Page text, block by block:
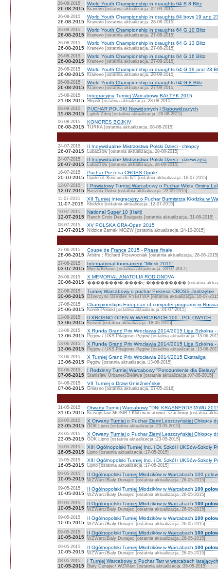
26-08-2015
26-08-2015
World Youth Championship in draughts 64 B 8 Blitz
Kranevo [ostatnia aktualizacja.:02-09-2015]
26-08-2015
26-08-2015
World Youth Championship in draughts 64 boys 19 and
Kranevo [ostatnia aktualizacja.:28-08-2015]
26-08-2015
26-08-2015
World Youth Championship in draughts 64 G 10 Blitz
Kranevo [ostatnia aktualizacja.:27-08-2015]
26-08-2015
26-08-2015
World Youth Championship in draughts 64 G 13 Blitz
Kranevo [ostatnia aktualizacja.:27-08-2015]
26-08-2015
26-08-2015
World Youth Championship in draughts 64 G 16 Blitz
Kranevo [ostatnia aktualizacja.:27-08-2015]
26-08-2015
26-08-2015
World Youth Championship in draughts 64 G 19 and 23
Kranevo [ostatnia aktualizacja.:28-08-2015]
26-08-2015
26-08-2015
World Youth Championship in draughts 64 G 8 Blitz
Kranevo [ostatnia aktualizacja.:27-08-2015]
15-08-2015
21-08-2015
Integracyjny Turniej Warcabowy BAŁTYK 2015
Słupsk [ostatnia aktualizacja.:28-08-2015]
08-08-2015
15-08-2015
PUCHAR POLSKI Niewidomych i Słabowidzących
Lądek Zdrój [ostatnia aktualizacja.:28-08-2015]
06-08-2015
06-08-2015
KONGRES BOJKIV
TURKA [ostatnia aktualizacja.:08-08-2015]
24-07-2015
26-07-2015
II Indywidualne Mistrzostwa Polski Dzieci - chłopcy
Lubaczów [ostatnia aktualizacja.:28-08-2015]
24-07-2015
26-07-2015
II Indywidualne Mistrzostwa Polski Dzieci - dziewczęta
Lubaczów [ostatnia aktualizacja.:28-08-2015]
16-07-2015
20-10-2015
Puchar Prezesa CROSS Opole
Opole ul. Kościuszki 6/1 [ostatnia aktualizacja.:16-07-2015]
12-07-2015
12-07-2015
I Powiatowy Turniej Warcabowy o Puchar Wójta Gminy
Basznia Dolna [ostatnia aktualizacja.:22-09-2015]
11-07-2015
11-07-2015
XII Turniej Integracyjny o Puchar Burmistrza Kłodzka w
Kłodzko [ostatnia aktualizacja.:12-07-2015]
10-07-2015
12-07-2015
National Super 10 (Haiti)
Ranch Croix Des Bouquets [ostatnia aktualizacja.:31-08-2015]
08-07-2015
13-07-2015
XV POLSKA GRA-Open 2015
Nidzica Zamek MOZW [ostatnia aktualizacja.:24-10-2015]
27-06-2015
28-06-2015
Coupe de France 2015 - Phase finale
Arbitre : Richard Przewozniak [ostatnia aktualizacja.:28-06-2015]
27-06-2015
03-07-2015
International tournament "Minsk 2015"
Minsk/Belarus [ostatnia aktualizacja.:28-07-2017]
26-06-2015
30-06-2015
X MEMORIAL ANATOLIA RODIONOVA
�������ł� ����ę �ł�������� [ostatnia
22-06-2015
30-06-2015
Turniej Warcabowy o puchar Prezesa CROSS Jastrzębie
Dźwirzyno Ośrodek RYBITWA [ostatnia aktualizacja.:16-07-
17-06-2015
25-06-2015
Championships European of computer programs in
Kórnik-Poland [ostatnia aktualizacja.:01-07-2015]
13-06-2015
13-06-2015
II KROSNO OPEN W WARCABACH 100 - POLOWYCH
Krosno [ostatnia aktualizacja.:18-06-2015]
13-06-2015
13-06-2015
X Runda Grand Prix Wrocławia 2014/2015 Liga Szkolna -
Pęgów / UKS Pitagoras Pęgów [ostatnia aktualizacja.:13-06-
13-06-2015
13-06-2015
X Runda Grand Prix Wrocławia 2014/2015 Liga Szkolna -
Pęgów / UKS Pitagoras Pęgów [ostatnia aktualizacja.:13-06-
13-06-2015
13-06-2015
X Turniej Grand Prix Wrocławia 2014/2015 Ekstraliga
Pęgów [ostatnia aktualizacja.:13-06-2015]
07-06-2015
07-06-2015
I Rodzinny Turniej Warcabowy "Porozumienie dla
Stanisław Urbanek/Bielawa [ostatnia aktualizacja.:07-06-2015]
04-06-2015
07-06-2015
VII Turniej o Drzwi Gnieźnieńskie
Gniezno [ostatnia aktualizacja.:07-05-2016]
31-05-2015
31-05-2015
Otwarty Turniej Warcabowy "DNI KRASNEGOSTAWU
Krasnystaw MOSIR / Klub warcabowo- szachowy [ostatnia
23-05-2015
23-05-2015
X Otwarty Turniej o Puchar Ziemi Leszczyńskiej Chłopcy
GOK Lipno [ostatnia aktualizacja.:23-05-2015]
23-05-2015
23-05-2015
X Otwarty Turniej o Puchar Ziemi Leszczyńskiej Chłopcy
GOK Lipno [ostatnia aktualizacja.:23-05-2015]
16-05-2015
16-05-2015
XIII Ogólnopolski Turniej Ind. i Dr. Szkół i UKSów-Szkoły
Lipno [ostatnia aktualizacja.:17-05-2015]
16-05-2015
16-05-2015
XIII Ogólnopolski Turniej Ind. i Dr. Szkół i UKSów-Szkoły
Lipno [ostatnia aktualizacja.:17-05-2015]
09-05-2015
10-05-2015
II Ogólnopolski Turniej Młodzików w Warcabach 100
WZWarc/Biały Dunajec [ostatnia aktualizacja.:26-05-2015]
09-05-2015
10-05-2015
II Ogólnopolski Turniej Młodzików w Warcabach 100
WZWarc/Biały Dunajec [ostatnia aktualizacja.:26-05-2015]
09-05-2015
10-05-2015
II Ogólnopolski Turniej Młodzików w Warcabach 100
WZWarc/Biały Dunajec [ostatnia aktualizacja.:26-05-2015]
09-05-2015
10-05-2015
II Ogólnopolski Turniej Młodzików w Warcabach 100
WZWarc/Biały Dunajec [ostatnia aktualizacja.:26-05-2015]
09-05-2015
10-05-2015
II Ogólnopolski Turniej Młodzików w Warcabach 100
WZWarc/Biały Dunajec [ostatnia aktualizacja.:26-05-2015]
09-05-2015
10-05-2015
II Ogólnopolski Turniej Młodzików w Warcabach 100
WZWarc/Biały Dunajec [ostatnia aktualizacja.:26-05-2015]
08-05-2015
10-05-2015
I Turniej Warcabowy o Puchar Tatr w warcabach latających
Biały Dunajec/ WZWarc [ostatnia aktualizacja.:26-05-2015]